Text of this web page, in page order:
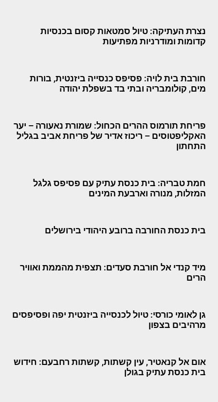
נצרת העתיקה: טיול סמטאות קסום בכנסיות
קדומות ומודרניות מפתיעות
חורבת בית לויה: פסיפס כנסייה ביזנטית, בורות
מים, קולומבריה ובתי בד בשפלת יהודה
פריחת תורמוס ההרים הכחול: שמורת נאעורה – יער
האקליפטוסים – ריכוז אדיר של פריחת אביב בגליל
התחתון
חמת טבריה: בית כנסת עתיק עם פסיפס גלגל
המזלות, מנורה וארבעת המינים
בית כנסת החורבה ברובע היהודי בירושלים
מיד קנדי אל חורבת סעדים: תצפית מהממת ואוויר
הרים
גן לאומי כורסי: טיול לכנסייה ביזנטית יפה ופסיפסים
מרהיבים בצפון
אום אל קנאטיר, עין קשתות, קשתות רחבעם: חידוש
בית כנסת עתיק בגולן